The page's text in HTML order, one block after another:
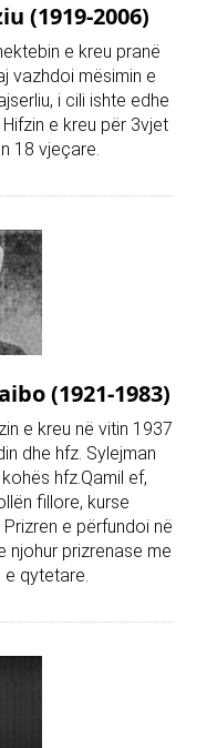
(1919-2006)
e kreu pranë
vazhdoi mësimin e
i cili ishte edhe
e kreu për 3vjet
18 vjeçare.
(1921-1983)
e kreu në vitin 1937
dhe hfz. Sylejman
hfz.Qamil ef,
fillore, kurse
e përfundoi në
njohur prizrenase me
qytetare.